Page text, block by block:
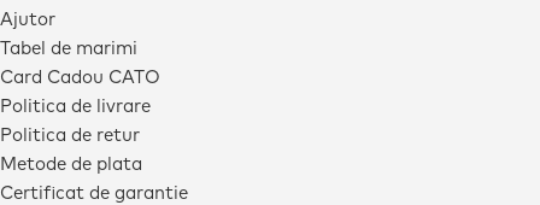
Ajutor
Tabel de marimi
Card Cadou CATO
Politica de livrare
Politica de retur
Metode de plata
Certificat de garantie